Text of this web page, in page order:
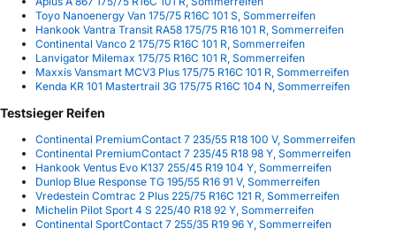
Toyo Nanoenergy Van 175/75 R16C 101 S, Sommerreifen
Hankook Vantra Transit RA58 175/75 R16 101 R, Sommerreifen
Continental Vanco 2 175/75 R16C 101 R, Sommerreifen
Lanvigator Milemax 175/75 R16C 101 R, Sommerreifen
Maxxis Vansmart MCV3 Plus 175/75 R16C 101 R, Sommerreifen
Kenda KR 101 Mastertrail 3G 175/75 R16C 104 N, Sommerreifen
Testsieger Reifen
Continental PremiumContact 7 235/55 R18 100 V, Sommerreifen
Continental PremiumContact 7 235/45 R18 98 Y, Sommerreifen
Hankook Ventus Evo K137 255/45 R19 104 Y, Sommerreifen
Dunlop Blue Response TG 195/55 R16 91 V, Sommerreifen
Vredestein Comtrac 2 Plus 225/75 R16C 121 R, Sommerreifen
Michelin Pilot Sport 4 S 225/40 R18 92 Y, Sommerreifen
Continental SportContact 7 255/35 R19 96 Y, Sommerreifen